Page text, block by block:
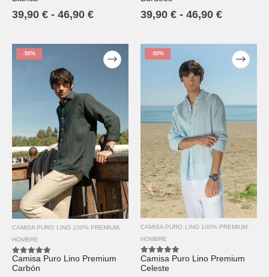
39,90 € - 46,90 € 39,90 € - 46,90 €
-50%
CAMISA PURO LINO 100% PREMIUM
HOMBRE
5.00out of 5
Camisa Puro Lino Premium
Carbón
-50%
CAMISA PURO LINO 100% PREMIUM,
HOMBRE
5.00out of 5
Camisa Puro Lino Premium
Celeste